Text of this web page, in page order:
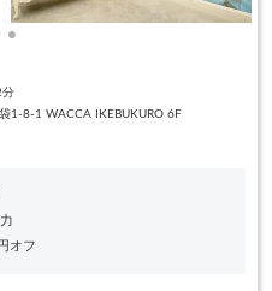
分
1-8-1 WACCA IKEBUKURO 6F
オフ